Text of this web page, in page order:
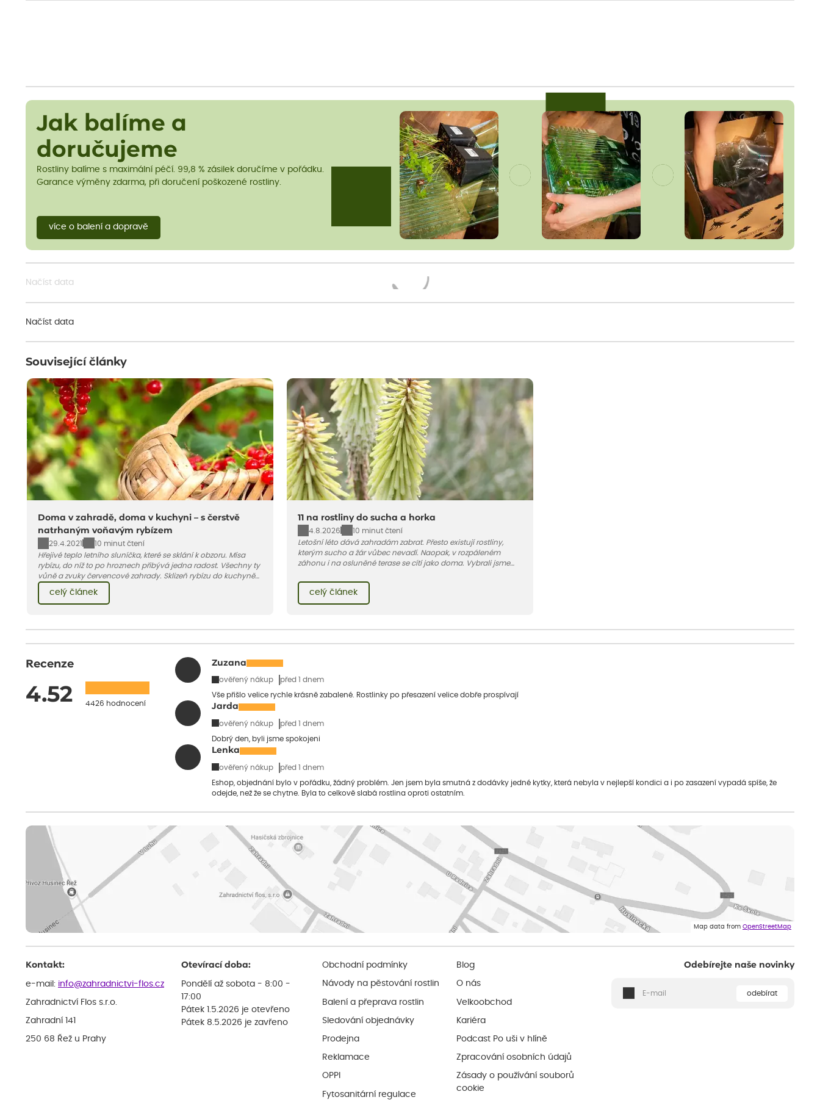
Jak balíme a
doručujeme
Rostliny balíme s maximální péčí. 99,8 % zásilek doručíme v pořádku.
Garance výměny zdarma, při doručení poškozené rostliny.
více o balení a dopravě
Načíst data
Načíst data
Související články
Doma v zahradě, doma v kuchyni – s čerstvě
natrhaným voňavým rybízem
29.4.2021
10 minut čtení
Hřejivé teplo letního sluníčka, které se sklání k obzoru. Mísa
rybízu, do níž to po hroznech přibývá jedna radost. Všechny ty
vůně a zvuky červencové zahrady. Sklizeň rybízu do kuchyně
vnese neuvěřitelný klid a radost. A taky trochu bezstarostnosti
dětství při mlsání babiččina drobenkového koláče s rybízem.
celý článek
11 na rostliny do sucha a horka
4.8.2026
10 minut čtení
Letošní léto dává zahradám zabrat. Přesto existují rostliny,
kterým sucho a žár vůbec nevadí. Naopak, v rozpáleném
záhonu i na osluněné terase se cítí jako doma. Vybrali jsme
léto bez pravidelné zálivky. Pojďme se podívat, které to jsou.
celý článek
Recenze
4.52 4426 hodnocení
Zuzana
ověřený nákup před 1 dnem
Vše přišlo velice rychle krásně zabalené. Rostlinky po přesazení velice dobře prospívají
Jarda
ověřený nákup před 1 dnem
Dobrý den, byli jsme spokojeni
Lenka
ověřený nákup před 1 dnem
Eshop, objednání bylo v pořádku, žádný problém. Jen jsem byla smutná z dodávky jedné kytky, která nebyla v nejlepší kondici a i po zasazení vypadá spíše, že
odejde, než že se chytne. Byla to celkově slabá rostlina oproti ostatním.
Map data from OpenStreetMap
Kontakt:
e-mail: info@zahradnictvi-flos.cz
Zahradnictví Flos s.r.o.
Zahradní 141
250 68 Řež u Prahy
Otevírací doba:
Pondělí až sobota - 8:00 -
17:00
Pátek 1.5.2026 je otevřeno
Pátek 8.5.2026 je zavřeno
Obchodní podmínky
Návody na pěstování rostlin
Balení a přeprava rostlin
Sledování objednávky
Prodejna
Reklamace
OPPI
Fytosanitární regulace
Blog
O nás
Velkoobchod
Kariéra
Podcast Po uši v hlíně
Zpracování osobních údajů
Zásady o používání souborů
cookie
Odebírejte naše novinky
odebírat